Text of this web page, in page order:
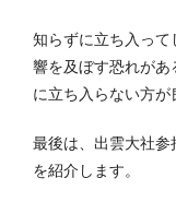
知らずに立ち入っ
響を及ぼす恐れが
に立ち入らない方が
最後は、出雲大社
を紹介します。